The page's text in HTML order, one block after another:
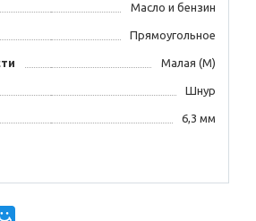
Масло и бензин
Прямоугольное
Малая (М)
Шнур
6,3 мм